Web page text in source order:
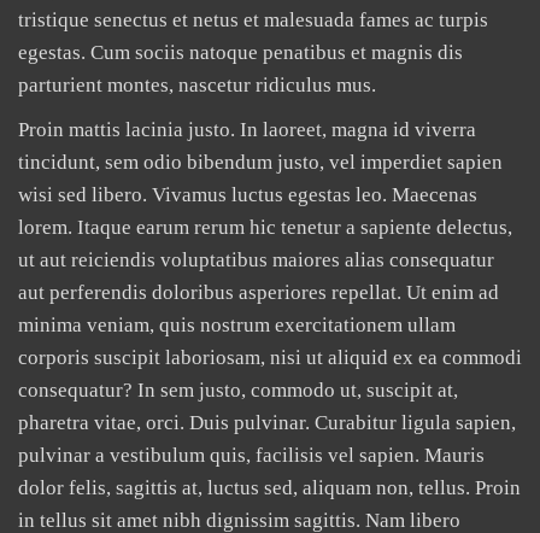
tristique senectus et netus et malesuada fames ac turpis
egestas. Cum sociis natoque penatibus et magnis dis
parturient montes, nascetur ridiculus mus.
Proin mattis lacinia justo. In laoreet, magna id viverra
tincidunt, sem odio bibendum justo, vel imperdiet sapien
wisi sed libero. Vivamus luctus egestas leo. Maecenas
lorem. Itaque earum rerum hic tenetur a sapiente delectus,
ut aut reiciendis voluptatibus maiores alias consequatur
aut perferendis doloribus asperiores repellat. Ut enim ad
minima veniam, quis nostrum exercitationem ullam
corporis suscipit laboriosam, nisi ut aliquid ex ea commodi
consequatur? In sem justo, commodo ut, suscipit at,
pharetra vitae, orci. Duis pulvinar. Curabitur ligula sapien,
pulvinar a vestibulum quis, facilisis vel sapien. Mauris
dolor felis, sagittis at, luctus sed, aliquam non, tellus. Proin
in tellus sit amet nibh dignissim sagittis. Nam libero